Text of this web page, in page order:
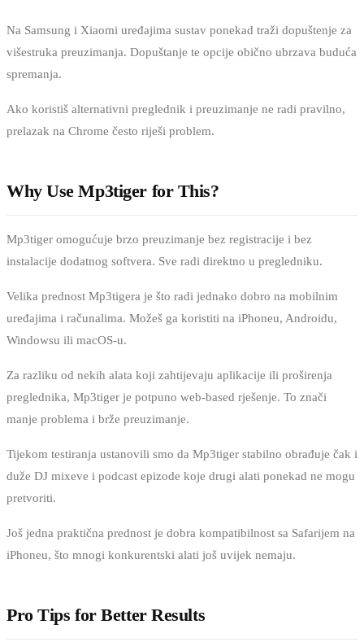
Na Samsung i Xiaomi uređajima sustav ponekad traži dopuštenje za
višestruka preuzimanja. Dopuštanje te opcije obično ubrzava buduća
spremanja.
Ako koristiš alternativni preglednik i preuzimanje ne radi pravilno,
prelazak na Chrome često riješi problem.
Why Use Mp3tiger for This?
Mp3tiger omogućuje brzo preuzimanje bez registracije i bez
instalacije dodatnog softvera. Sve radi direktno u pregledniku.
Velika prednost Mp3tigera je što radi jednako dobro na mobilnim
uređajima i računalima. Možeš ga koristiti na iPhoneu, Androidu,
Windowsu ili macOS-u.
Za razliku od nekih alata koji zahtijevaju aplikacije ili proširenja
preglednika, Mp3tiger je potpuno web-based rješenje. To znači
manje problema i brže preuzimanje.
Tijekom testiranja ustanovili smo da Mp3tiger stabilno obrađuje čak i
duže DJ mixeve i podcast epizode koje drugi alati ponekad ne mogu
pretvoriti.
Još jedna praktična prednost je dobra kompatibilnost sa Safarijem na
iPhoneu, što mnogi konkurentski alati još uvijek nemaju.
Pro Tips for Better Results